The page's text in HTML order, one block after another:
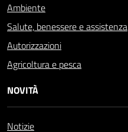
Ambiente
Salute, benessere e assistenza
Autorizzazioni
Agricoltura e pesca
NOVITÀ
Notizie